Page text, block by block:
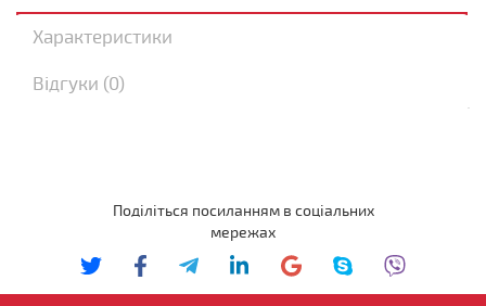
Характеристики
Відгуки (0)
Поділіться посиланням в соціальних
мережах